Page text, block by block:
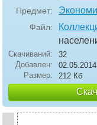
Предмет:
Файл:
Скачиваний:
32
Добавлен:
02.05.2014
Размер:
212 Кб